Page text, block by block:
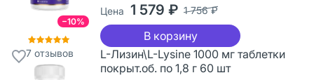
−10%
7 отзывов
Цена 1 579 ₽ 1 756 ₽
В корзину
L-Лизин\L-Lysine 1000 мг таблетки
покрыт.об. по 1,8 г 60 шт